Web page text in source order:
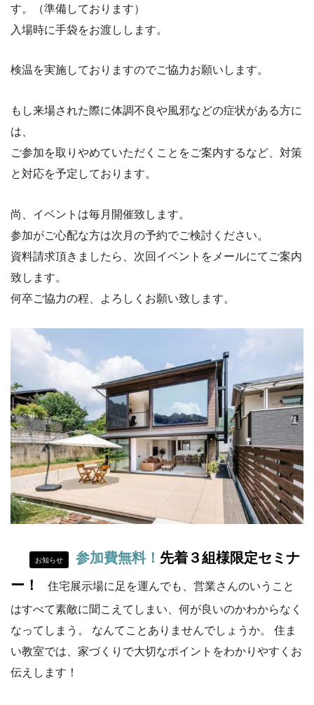
す。（準備しております）
入場時に手袋をお渡しします。
検温を実施しておりますのでご協力お願いします。
もし来場された際に体調不良や風邪などの症状がある方に
は、
ご参加を取りやめていただくことをご案内するなど、対策
と対応を予定しております。
尚、イベントは毎月開催致します。
参加がご心配な方は次月の予約でご検討ください。
資料請求頂きましたら、次回イベントをメールにてご案内
致します。
何卒ご協力の程、よろしくお願い致します。
お知らせ 参加費無料！ 先着３組様限定セミナ
ー！
住宅展示場に足を運んでも、営業さんのいうこと
はすべて素敵に聞こえてしまい、何が良いのかわからなく
なってしまう。 なんてことありませんでしょうか。 住ま
い教室では、家づくりで大切なポイントをわかりやすくお
伝えします！